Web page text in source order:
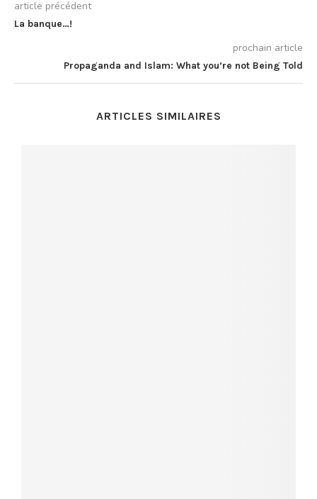
article précédent
La banque…!
prochain article
Propaganda and Islam: What you’re not Being Told
ARTICLES SIMILAIRES